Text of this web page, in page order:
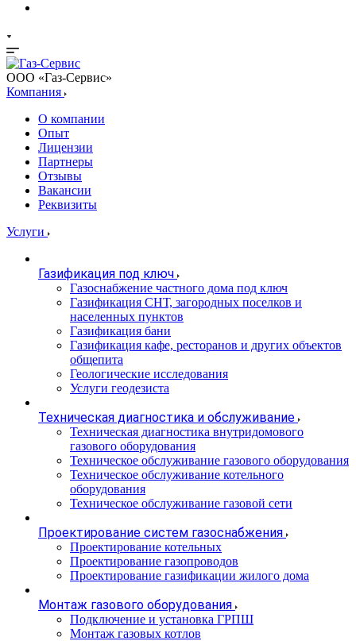
ООО «Газ-Сервис»
Компания
О компании
Опыт
Лицензии
Партнеры
Отзывы
Вакансии
Реквизиты
Услуги
Газификация под ключ
Газоснабжение частного дома под ключ
Газификация СНТ, загородных поселков и
населенных пунктов
Газификация бани
Газификация кафе, ресторанов и других объектов
общепита
Геологические исследования
Услуги геодезиста
Техническая диагностика и обслуживание
Техническая диагностика внутридомового
газового оборудования
Техническое обслуживание газового оборудования
Техническое обслуживание котельного
оборудования
Техническое обслуживание газовой сети
Проектирование систем газоснабжения
Проектирование котельных
Проектирование газопроводов
Проектирование газификации жилого дома
Монтаж газового оборудования
Подключение и установка ГРПШ
Монтаж газовых котлов